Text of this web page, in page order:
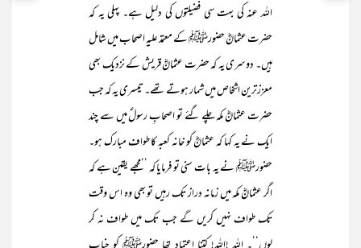
اللہ عنہ کی بہت سی فضیلتوں کی دلیل ہے۔ پہلی یہ کہ
حضرت عثمانؓ حضورﷺ کے معتمد علیہ اصحاب میں شامل
ہیں۔ دوسری یہ کہ حضرت عثمانؓ قریش کے نزدیک بھی
معززترین اشخاص میں شمار ہوتے تھے۔ تیسری یہ کہ جب
حضرت عثمانؓ مکہ چلے گئے تو اصحابِ رسولؐ میں سے چند
ایک نے یہ کہا کہ عثمانؓ کو خانہ کعبہ کا طواف مبارک ہو۔
حضورﷺ نے یہ بات سنی تو فرمایا کہ ’’مجھے یقین ہے کہ
اگر عثمانؓ مکہ میں زمانہ دراز تک رہیں تو بھی وہ اس وقت
تک طواف نہیں کریں گے جب تک میں طواف نہ کر